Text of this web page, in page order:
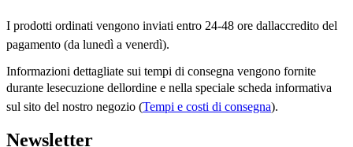
I prodotti ordinati vengono inviati entro 24-48 ore dallaccredito del
pagamento (da lunedì a venerdì).
Informazioni dettagliate sui tempi di consegna vengono fornite
durante lesecuzione dellordine e nella speciale scheda informativa
sul sito del nostro negozio (Tempi e costi di consegna).
Newsletter